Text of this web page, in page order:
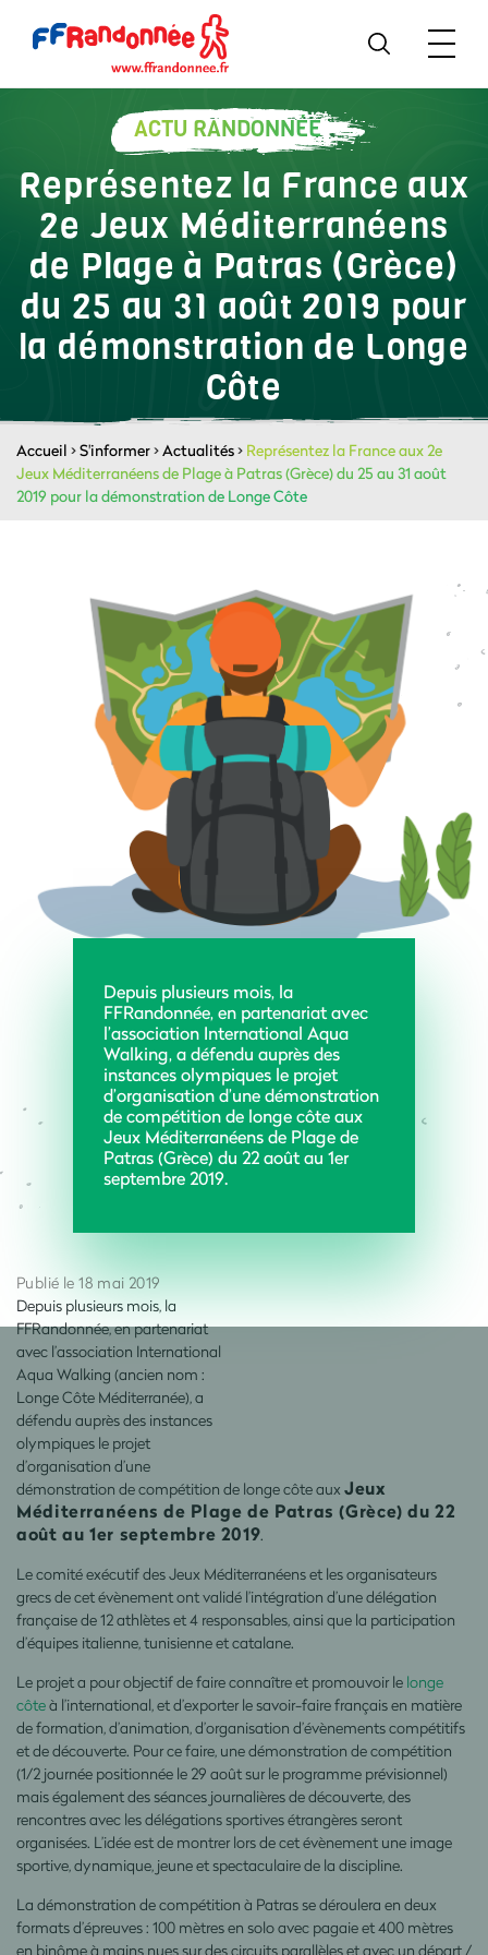
ACTU RANDONNÉE
Représentez la France aux
2e Jeux Méditerranéens
de Plage à Patras (Grèce)
du 25 au 31 août 2019 pour
la démonstration de Longe
Côte
Accueil >S'informer>Actualités> Représentez la France aux 2e
Jeux Méditerranéens de Plage à Patras (Grèce) du 25 au 31 août
2019 pour la démonstration de Longe Côte
Depuis plusieurs mois, la
FFRandonnée, en partenariat avec
l’association International Aqua
Walking, a défendu auprès des
instances olympiques le projet
d’organisation d’une démonstration
de compétition de longe côte aux
Jeux Méditerranéens de Plage de
Patras (Grèce) du 22 août au 1er
septembre 2019.
Publié le 18 mai 2019
Depuis plusieurs mois, la
FFRandonnée, en partenariat
avec l’association International
Aqua Walking (ancien nom :
Longe Côte Méditerranée), a
défendu auprès des instances
olympiques le projet
d’organisation d’une
démonstration de compétition de longe côte aux Jeux
Méditerranéens de Plage de Patras (Grèce) du 22
août au 1er septembre 2019.
Le comité exécutif des Jeux Méditerranéens et les organisateurs
grecs de cet évènement ont validé l’intégration d’une délégation
française de 12 athlètes et 4 responsables, ainsi que la participation
d’équipes italienne, tunisienne et catalane.
Le projet a pour objectif de faire connaître et promouvoir le longe
côteà l’international, et d’exporter le savoir-faire français en matière
de formation, d’animation, d’organisation d’évènements compétitifs
et de découverte. Pour ce faire, une démonstration de compétition
(1/2 journée positionnée le 29 août sur le programme prévisionnel)
mais également des séances journalières de découverte, des
rencontres avec les délégations sportives étrangères seront
organisées. L’idée est de montrer lors de cet évènement une image
sportive, dynamique, jeune et spectaculaire de la discipline.
La démonstration de compétition à Patras se déroulera en deux
formats d’épreuves : 100 mètres en solo avec pagaie et 400 mètres
en binôme à mains nues sur des circuits parallèles et avec un départ /